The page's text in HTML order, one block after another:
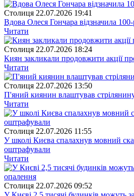
Столиця 22.07.2026 19:41
Вдова Олеся Гончара відзначила
Читати
Столиця 22.07.2026 18:24
Киян закликали продовжити акції
Читати
Столиця 22.07.2026 13:50
П'яний киянин влаштував
Читати
Столиця 22.07.2026 11:55
У школі Києва спалахнув мовний
оштрафували
Читати
Столиця 22.07.2026 09:52